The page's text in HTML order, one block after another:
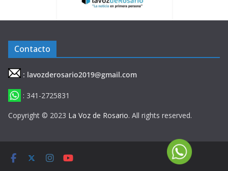
Contacto
: lavozderosario2019@gmail.com
: 341-2725831
Copyright © 2023 La Voz de Rosario. All rights reserved.